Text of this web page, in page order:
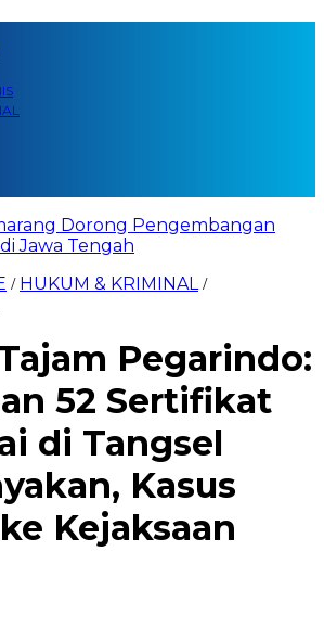
Dorong Pengembangan
Jawa Tengah
/ HUKUM & KRIMINAL /
Pegarindo:
52 Sertifikat
di Tangsel
Kasus
Kejaksaan